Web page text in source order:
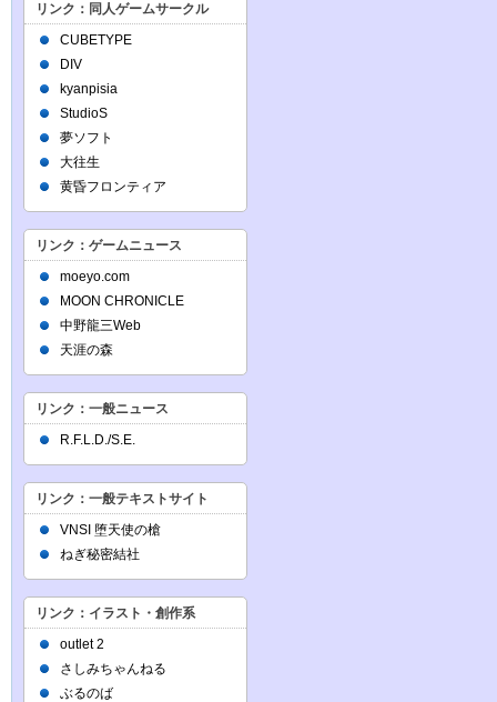
リンク：同人ゲームサークル
CUBETYPE
DIV
kyanpisia
StudioS
夢ソフト
大往生
黄昏フロンティア
リンク：ゲームニュース
moeyo.com
MOON CHRONICLE
中野龍三Web
天涯の森
リンク：一般ニュース
R.F.L.D./S.E.
リンク：一般テキストサイト
VNSI 堕天使の槍
ねぎ秘密結社
リンク：イラスト・創作系
outlet 2
さしみちゃんねる
ぶるのば